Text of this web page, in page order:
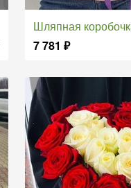
Шляпная коробочка с кустовой
7 781 ₽